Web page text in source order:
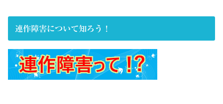
連作障害について知ろう！